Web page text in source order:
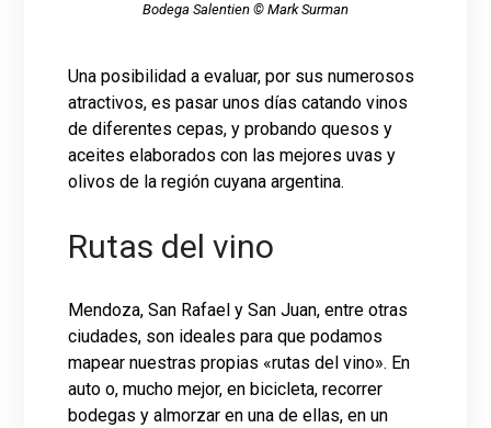
Bodega Salentien © Mark Surman
Una posibilidad a evaluar, por sus numerosos
atractivos, es pasar unos días catando vinos
de diferentes cepas, y probando quesos y
aceites elaborados con las mejores uvas y
olivos de la región cuyana argentina.
Rutas del vino
Mendoza, San Rafael y San Juan, entre otras
ciudades, son ideales para que podamos
mapear nuestras propias «rutas del vino». En
auto o, mucho mejor, en bicicleta, recorrer
bodegas y almorzar en una de ellas, en un